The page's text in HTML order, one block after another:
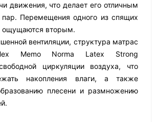
движения, что делает его отличным
пар. Перемещения одного из спящих
ощущаются вторым.
вентиляции, структура матрас
Memo Norma Latex Strong
циркуляции воздуха, что
накопления влаги, а также
плесени и размножению